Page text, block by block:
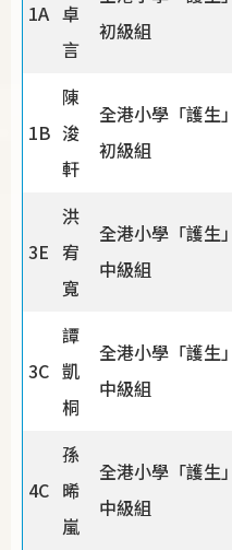
1A 卓
言
初級組
1B
陳
浚
軒
全港小學「護生
初級組
3E
洪
宥
寬
全港小學「護生
中級組
3C
譚
凱
桐
全港小學「護生
中級組
4C
孫
晞
嵐
全港小學「護生
中級組